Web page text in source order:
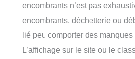
encombrants n’est pas
encombrants, déchetterie ou
lié peu comporter des manques
L’affichage sur le site ou le